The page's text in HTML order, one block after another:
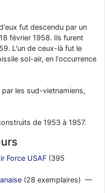
fut descendu par un
février 1958. Ils furent
L'un de ceux-là fut le
sol-air, en l'occurrence
les sud-vietnamiens,
de 1953 à 1957.
Force USAF(395
(28 exemplaires) —